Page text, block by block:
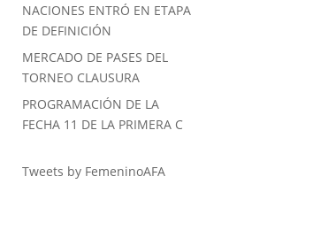
NACIONES ENTRÓ EN ETAPA
DE DEFINICIÓN
MERCADO DE PASES DEL
TORNEO CLAUSURA
PROGRAMACIÓN DE LA
FECHA 11 DE LA PRIMERA C
Tweets by FemeninoAFA